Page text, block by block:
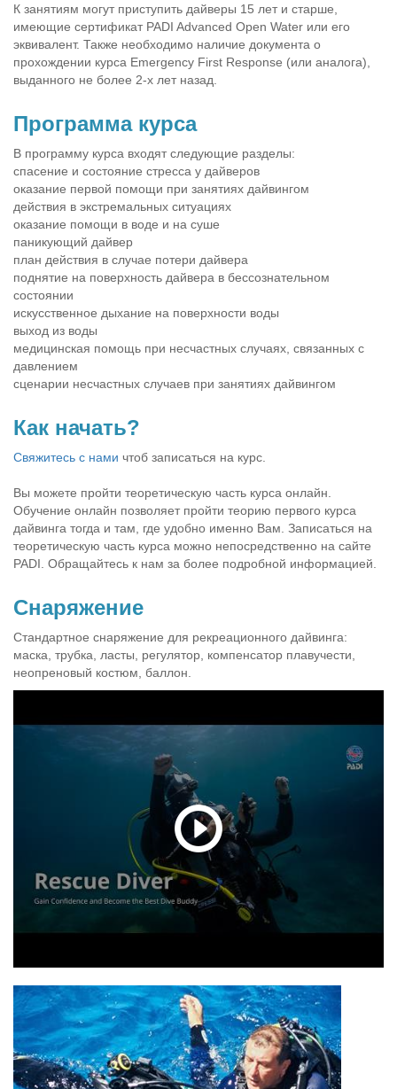
К занятиям могут приступить дайверы 15 лет и старше,
имеющие сертификат PADI Advanced Open Water или его
эквивалент. Также необходимо наличие документа о
прохождении курса Emergency First Response (или аналога),
выданного не более 2-х лет назад.
Программа курса
В программу курса входят следующие разделы:
спасение и состояние стресса у дайверов
оказание первой помощи при занятиях дайвингом
действия в экстремальных ситуациях
оказание помощи в воде и на суше
паникующий дайвер
план действия в случае потери дайвера
поднятие на поверхность дайвера в бессознательном
состоянии
искусственное дыхание на поверхности воды
выход из воды
медицинская помощь при несчастных случаях, связанных с
давлением
сценарии несчастных случаев при занятиях дайвингом
Как начать?
Свяжитесь с нами чтоб записаться на курс.
Вы можете пройти теоретическую часть курса онлайн.
Обучение онлайн позволяет пройти теорию первого курса
дайвинга тогда и там, где удобно именно Вам. Записаться на
теоретическую часть курса можно непосредственно на сайте
PADI. Обращайтесь к нам за более подробной информацией.
Снаряжение
Стандартное снаряжение для рекреационного дайвинга:
маска, трубка, ласты, регулятор, компенсатор плавучести,
неопреновый костюм, баллон.